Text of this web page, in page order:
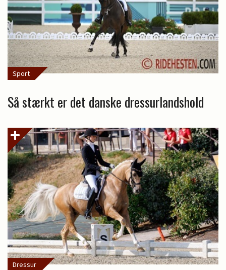
Sport
Så stærkt er det danske dressurlandshold
Dressur